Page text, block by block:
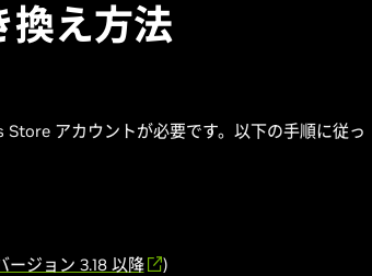
換え方法
アカウントが必要です。以下の手順に従っ
ージョン 3.18 以降
)